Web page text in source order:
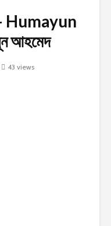
Humayun
আহমেদ
43 views